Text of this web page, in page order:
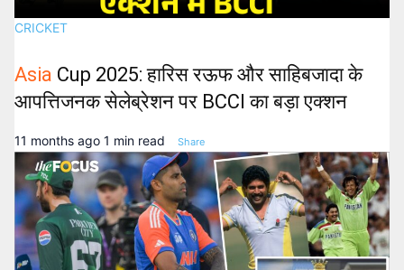
CRICKET
Asia Cup 2025: हारिस रऊफ और साहिबजादा के
आपत्तिजनक सेलेब्रेशन पर BCCI का बड़ा एक्शन
11 months ago 1 min read Share